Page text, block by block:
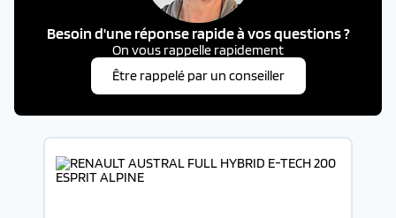
Besoin d'une réponse rapide à vos questions ?
On vous rappelle rapidement
Être rappelé par un conseiller